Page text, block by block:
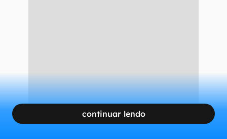
continuar lendo